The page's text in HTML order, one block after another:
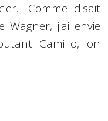
Comme disait
Wagner, j'ai envie
Camillo, on